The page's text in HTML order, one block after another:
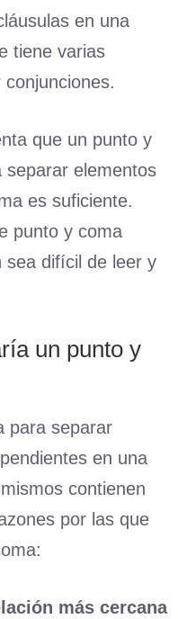
en una
tiene varias
que un punto y
separar elementos
es suficiente.
punto y coma
sea difícil de leer y
un punto y
para separar
en una
contienen
por las que
más cercana